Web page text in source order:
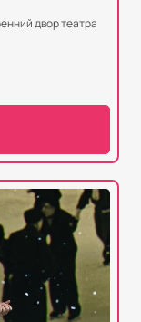
двор театра